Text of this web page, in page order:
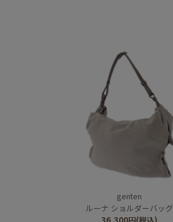
genten
ルーナ ショルダーバッグ